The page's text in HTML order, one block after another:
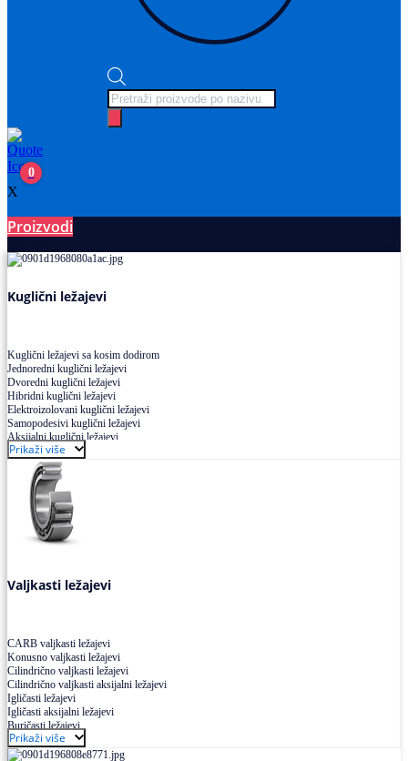
Products
search
0
X
Proizvodi
Kuglični ležajevi
Kuglični ležajevi sa kosim dodirom
Jednoredni kuglični ležajevi
Dvoredni kuglični ležajevi
Hibridni kuglični ležajevi
Elektroizolovani kuglični ležajevi
Samopodesivi kuglični ležajevi
Aksijalni kuglični ležajevi
Kuglični ležajevi od nerđajućeg čelika
Prikaži više
Valjkasti ležajevi
CARB valjkasti ležajevi
Konusno valjkasti ležajevi
Cilindrično valjkasti ležajevi
Cilindrično valjkasti aksijalni ležajevi
Igličasti ležajevi
Igličasti aksijalni ležajevi
Buričasti ležajevi
Buričasti zaptiveni ležajevi
Buričasti aksijalni ležajevi
Prikaži više